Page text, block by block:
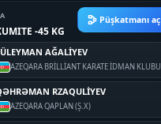
-45 KG
Püşkatmanı aç
AĞALİYEV
AZEQARA BRİLLİANT KARATE İDMAN KLUBU
RZAQULİYEV
AZEQARA QAPLAN (Ş.X)